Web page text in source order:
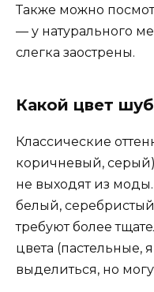
Также можно
— у натурального
слегка заострены.
Какой цвет
Классические
коричневый,
не выходят из
белый,
требуют более
цвета (пастельные,
выделиться, но